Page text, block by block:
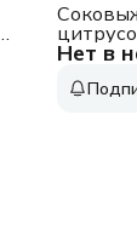
Нет в
SJ1241
белый/